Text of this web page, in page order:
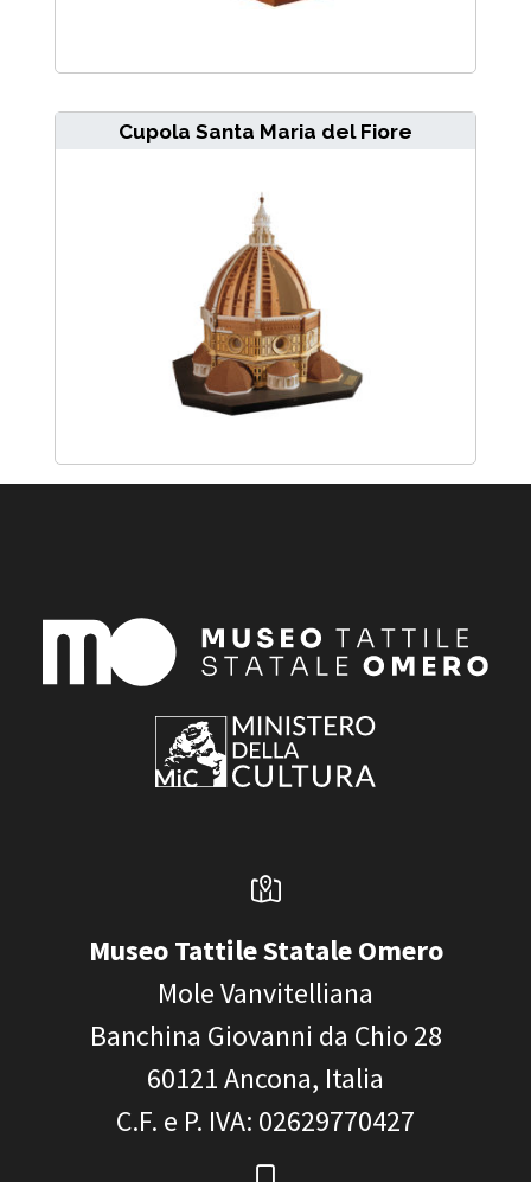
Cupola Santa Maria del Fiore
Museo Tattile Statale Omero
Mole Vanvitelliana
Banchina Giovanni da Chio 28
60121Ancona, Italia
C.F. e P. IVA: 02629770427